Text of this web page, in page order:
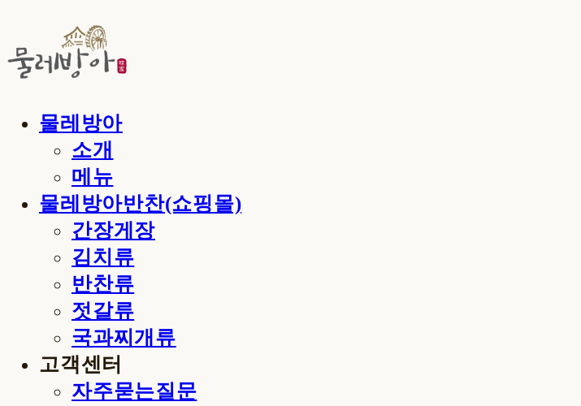
물레방아
소개
메뉴
물레방아반찬(쇼핑몰)
간장게장
김치류
반찬류
젓갈류
국과찌개류
고객센터
자주묻는질문